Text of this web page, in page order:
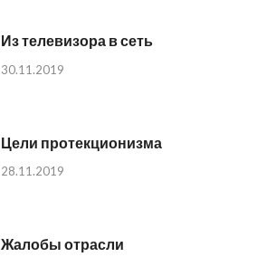
Из телевизора в сеть
30.11.2019
Цели протекционизма
28.11.2019
Жалобы отрасли